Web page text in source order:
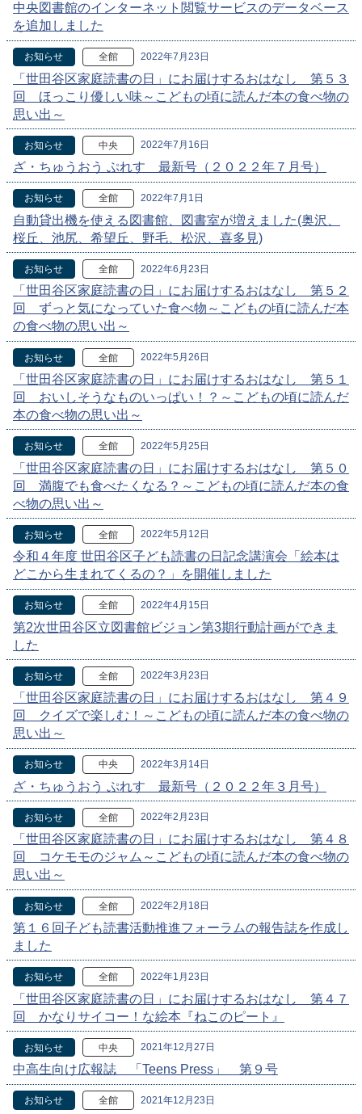
中央図書館のインターネット閲覧サービスのデータベース
を追加しました
お知らせ 全館 2022年7月23日
「世田谷区家庭読書の日」にお届けするおはなし 第５３
回 ほっこり優しい味～こどもの頃に読んだ本の食べ物の
思い出～
お知らせ 中央 2022年7月16日
ざ・ちゅうおう ぷれす 最新号（２０２２年７月号）
お知らせ 全館 2022年7月1日
自動貸出機を使える図書館、図書室が増えました(奥沢、
桜丘、池尻、希望丘、野毛、松沢、喜多見)
お知らせ 全館 2022年6月23日
「世田谷区家庭読書の日」にお届けするおはなし 第５２
回 ずっと気になっていた食べ物～こどもの頃に読んだ本
の食べ物の思い出～
お知らせ 全館 2022年5月26日
「世田谷区家庭読書の日」にお届けするおはなし 第５１
回 おいしそうなものいっぱい！？～こどもの頃に読んだ
本の食べ物の思い出～
お知らせ 全館 2022年5月25日
「世田谷区家庭読書の日」にお届けするおはなし 第５０
回 満腹でも食べたくなる？～こどもの頃に読んだ本の食
べ物の思い出～
お知らせ 全館 2022年5月12日
令和４年度 世田谷区子ども読書の日記念講演会「絵本は
どこから生まれてくるの？」を開催しました
お知らせ 全館 2022年4月15日
第2次世田谷区立図書館ビジョン第3期行動計画ができま
した
お知らせ 全館 2022年3月23日
「世田谷区家庭読書の日」にお届けするおはなし 第４９
回 クイズで楽しむ！～こどもの頃に読んだ本の食べ物の
思い出～
お知らせ 中央 2022年3月14日
ざ・ちゅうおう ぷれす 最新号（２０２２年３月号）
お知らせ 全館 2022年2月23日
「世田谷区家庭読書の日」にお届けするおはなし 第４８
回 コケモモのジャム～こどもの頃に読んだ本の食べ物の
思い出～
お知らせ 全館 2022年2月18日
第１６回子ども読書活動推進フォーラムの報告誌を作成し
ました
お知らせ 全館 2022年1月23日
「世田谷区家庭読書の日」にお届けするおはなし 第４７
回 かなりサイコー！な絵本『ねこのピート』
お知らせ 中央 2021年12月27日
中高生向け広報誌 「Teens Press」 第９号
お知らせ 全館 2021年12月23日